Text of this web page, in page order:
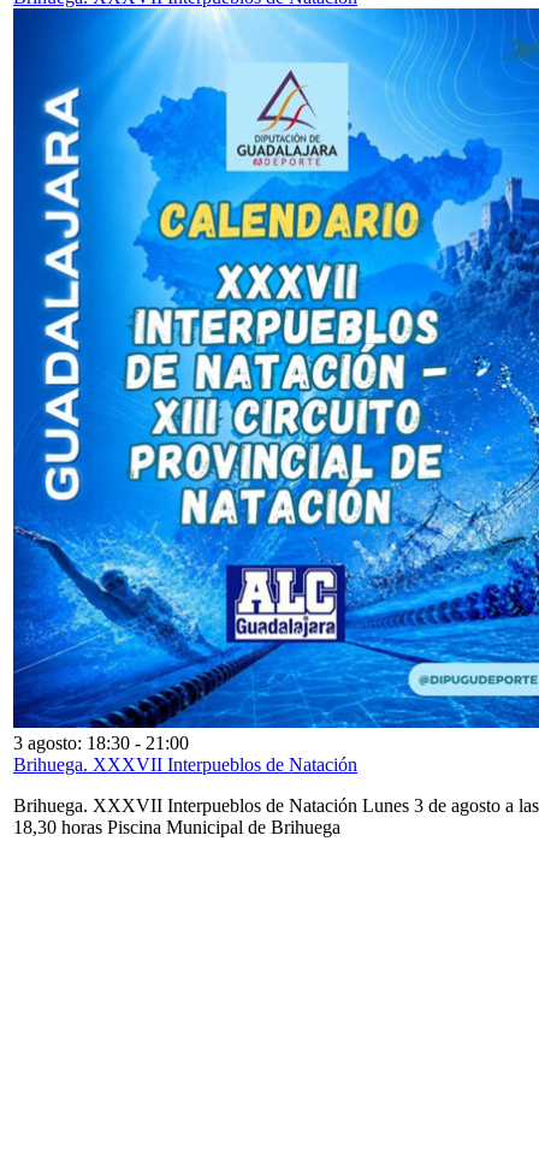
3 agosto: 18:30 - 21:00
Brihuega. XXXVII Interpueblos de Natación
Brihuega. XXXVII Interpueblos de Natación Lunes 3 de agosto a las
18,30 horas Piscina Municipal de Brihuega